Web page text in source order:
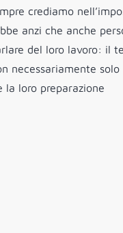
crediamo
anzi che anche
del loro lavoro: il
necessariamente solo
la loro preparazione